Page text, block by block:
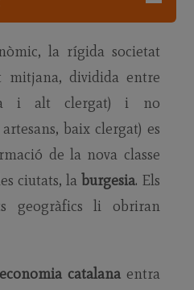
la rígida societat
mitjana, dividida entre
i alt clergat) i no
baix clergat) es
de la nova classe
ciutats, la burgesia. Els
geogràfics li obriran
economia catalanaentra